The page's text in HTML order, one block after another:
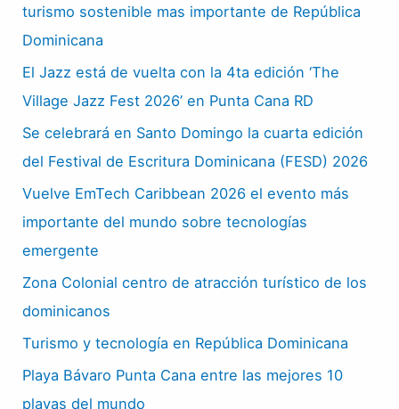
turismo sostenible mas importante de República
Dominicana
El Jazz está de vuelta con la 4ta edición ‘The
Village Jazz Fest 2026’ en Punta Cana RD
Se celebrará en Santo Domingo la cuarta edición
del Festival de Escritura Dominicana (FESD) 2026
Vuelve EmTech Caribbean 2026 el evento más
importante del mundo sobre tecnologías
emergente
Zona Colonial centro de atracción turístico de los
dominicanos
Turismo y tecnología en República Dominicana
Playa Bávaro Punta Cana entre las mejores 10
playas del mundo